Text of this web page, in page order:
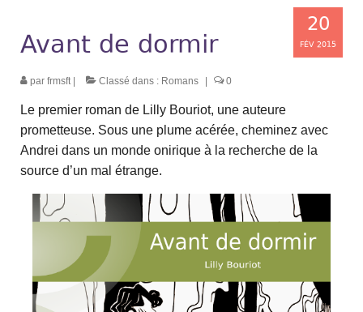
20
FÉV 2015
Avant de dormir
par frmsft | Classé dans : Romans | 0
Le premier roman de Lilly Bouriot, une auteure
prometteuse. Sous une plume acérée, cheminez avec
Andrei dans un monde onirique à la recherche de la
source d’un mal étrange.